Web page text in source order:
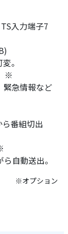
入力端子7
。
※
緊急情報など
番組切出
自動送出。
※オプション